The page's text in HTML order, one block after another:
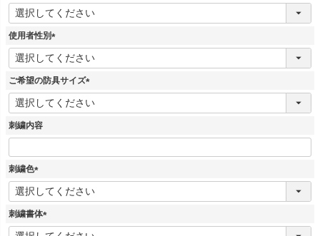
(
必
須
使用者性別
(
必
須
ご希望の防具サイズ
(
必
刺繍内容
刺繍色
(
必
須
刺繍書体
(